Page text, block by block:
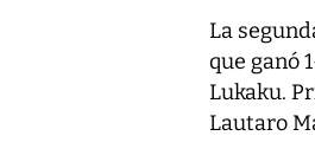
La
que ganó
Lukaku.
Lautaro